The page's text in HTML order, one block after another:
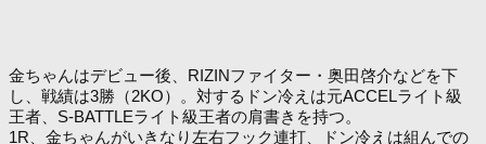
金ちゃんはデビュー後、RIZINファイター・奥田啓介などを下
し、戦績は3勝（2KO）。対するドン冷えは元ACCELライト級
王者、S-BATTLEライト級王者の肩書きを持つ。
1R、金ちゃんがいきなり左右フック連打、ドン冷えは組んでの